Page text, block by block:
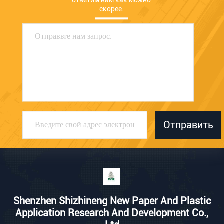
скорее.
Отправить
Shenzhen Shizhineng New Paper And Plastic
Application Research And Development Co.,